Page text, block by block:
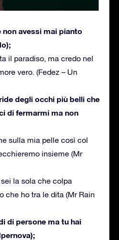
avessi mai pianto
il paradiso, ma credo nel
vero. (Fedez – Un
degli occhi più belli che
di fermarmi ma non
sulla mia pelle così col
insieme (Mr
la sola che colpa
che ho tra le dita (Mr Rain
di persone ma tu hai